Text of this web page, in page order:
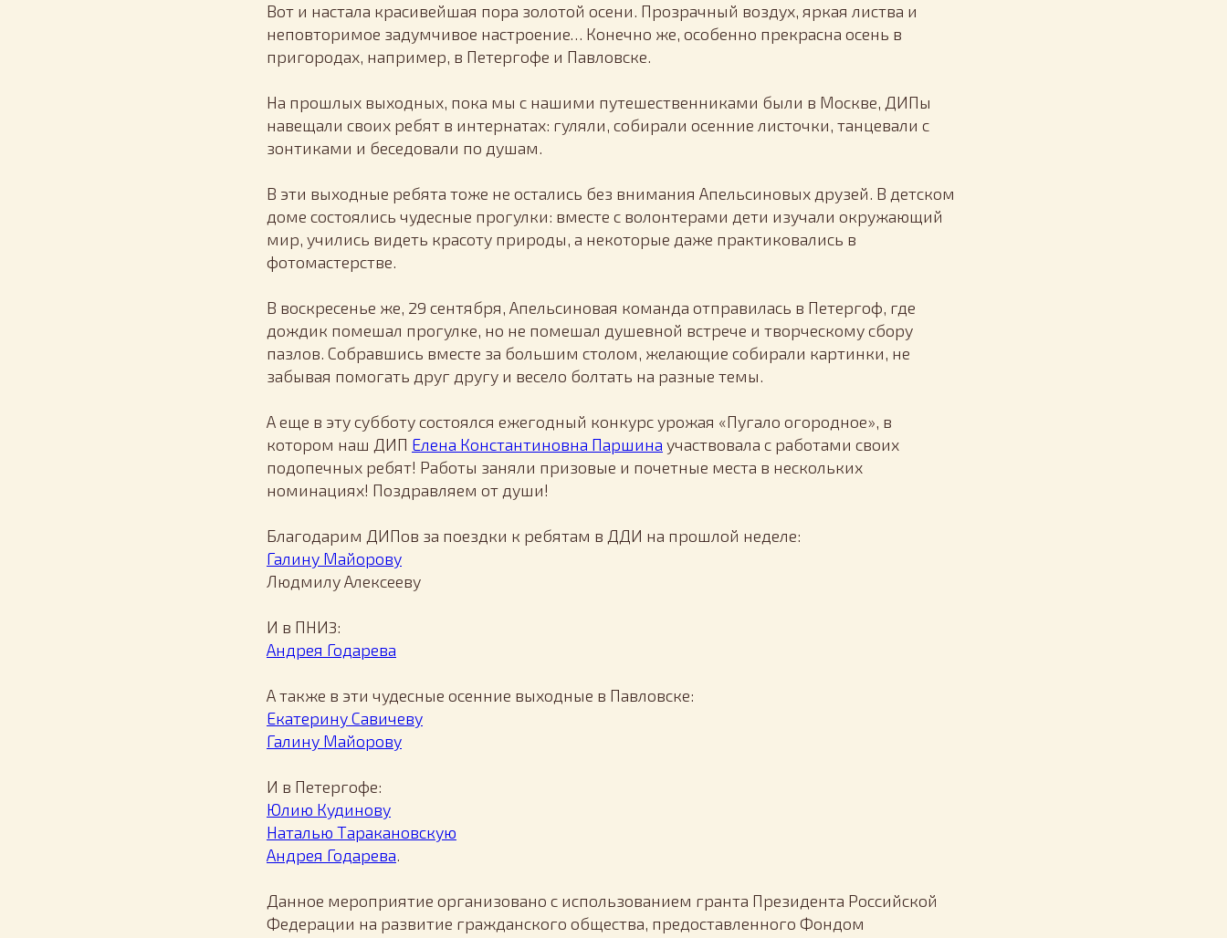
Вот и настала красивейшая пора золотой осени. Прозрачный воздух, яркая листва и
неповторимое задумчивое настроение… Конечно же, особенно прекрасна осень в
пригородах, например, в Петергофе и Павловске.
На прошлых выходных, пока мы с нашими путешественниками были в Москве, ДИПы
навещали своих ребят в интернатах: гуляли, собирали осенние листочки, танцевали с
зонтиками и беседовали по душам.
В эти выходные ребята тоже не остались без внимания Апельсиновых друзей. В детском
доме состоялись чудесные прогулки: вместе с волонтерами дети изучали окружающий
мир, учились видеть красоту природы, а некоторые даже практиковались в
фотомастерстве.
В воскресенье же, 29 сентября, Апельсиновая команда отправилась в Петергоф, где
дождик помешал прогулке, но не помешал душевной встрече и творческому сбору
пазлов. Собравшись вместе за большим столом, желающие собирали картинки, не
забывая помогать друг другу и весело болтать на разные темы.
А еще в эту субботу состоялся ежегодный конкурс урожая «Пугало огородное», в
котором наш ДИП Елена Константиновна Паршина участвовала с работами своих
подопечных ребят! Работы заняли призовые и почетные места в нескольких
номинациях! Поздравляем от души!
Благодарим ДИПов за поездки к ребятам в ДДИ на прошлой неделе:
Галину Майорову
Людмилу Алексееву
И в ПНИ3:
Андрея Годарева
А также в эти чудесные осенние выходные в Павловске:
Екатерину Савичеву
Галину Майорову
И в Петергофе:
Юлию Кудинову
Наталью Таракановскую
Андрея Годарева.
Данное мероприятие организовано с использованием гранта Президента Российской
Федерации на развитие гражданского общества, предоставленного Фондом